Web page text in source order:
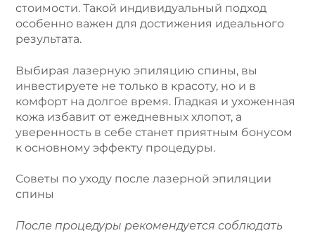
стоимости. Такой индивидуальный подход
особенно важен для достижения идеального
результата.
Выбирая лазерную эпиляцию спины, вы
инвестируете не только в красоту, но и в
комфорт на долгое время. Гладкая и ухоженная
кожа избавит от ежедневных хлопот, а
уверенность в себе станет приятным бонусом
к основному эффекту процедуры.
Советы по уходу после лазерной эпиляции
спины
После процедуры рекомендуется соблюдать